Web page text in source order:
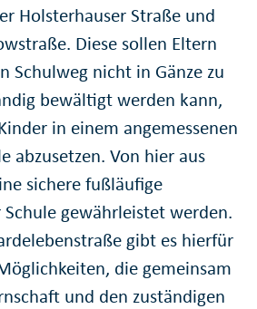
Holsterhauser Straße und
Diese sollen Eltern
Schulweg nicht in Gänze zu
bewältigt werden kann,
in einem angemessenen
abzusetzen. Von hier aus
sichere fußläufige
gewährleistet werden.
gibt es hierfür
die gemeinsam
und den zuständigen